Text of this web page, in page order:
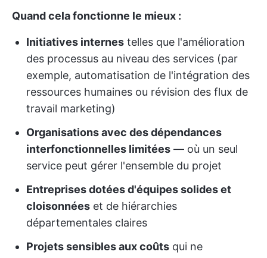
Quand cela fonctionne le mieux :
Initiatives internes telles que l'amélioration
des processus au niveau des services (par
exemple, automatisation de l'intégration des
ressources humaines ou révision des flux de
travail marketing)
Organisations avec des dépendances
interfonctionnelles limitées — où un seul
service peut gérer l'ensemble du projet
Entreprises dotées d'équipes solides et
cloisonnées et de hiérarchies
départementales claires
Projets sensibles aux coûts qui ne